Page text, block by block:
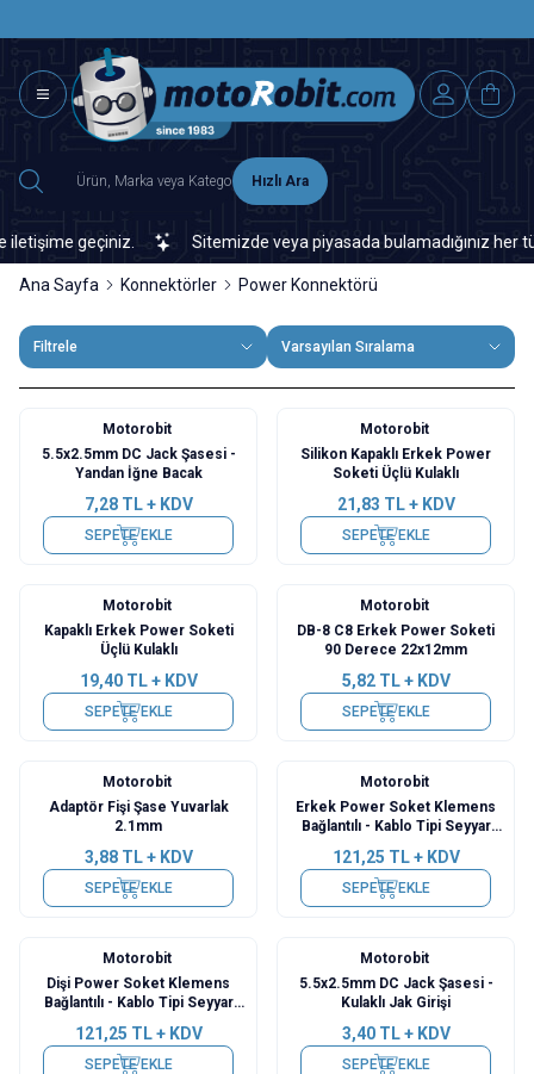
Hızlı Ara
geçiniz. Sitemizde veya piyasada bulamadığınız her
Ana Sayfa Konnektörler Power Konnektörü
Filtrele Varsayılan Sıralama
Motorobit
5.5x2.5mm DC Jack Şasesi -
Yandan İğne Bacak
7,28TL + KDV
SEPETE EKLE
Motorobit
Silikon Kapaklı Erkek Power
Soketi Üçlü Kulaklı
21,83 TL + KDV
SEPETE EKLE
Motorobit
Kapaklı Erkek Power Soketi
Üçlü Kulaklı
19,40TL + KDV
SEPETE EKLE
Motorobit
DB-8 C8 Erkek Power Soketi
90 Derece 22x12mm
5,82TL + KDV
SEPETE EKLE
Motorobit
Adaptör Fişi Şase Yuvarlak
2.1mm
3,88TL + KDV
SEPETE EKLE
Motorobit
Erkek Power Soket Klemens
Bağlantılı - Kablo Tipi Seyyar
121,25 TL + KDV
SEPETE EKLE
Motorobit
Dişi Power Soket Klemens
Bağlantılı - Kablo Tipi Seyyar
121,25 TL + KDV
SEPETE EKLE
Motorobit
5.5x2.5mm DC Jack Şasesi -
Kulaklı Jak Girişi
3,40TL + KDV
SEPETE EKLE